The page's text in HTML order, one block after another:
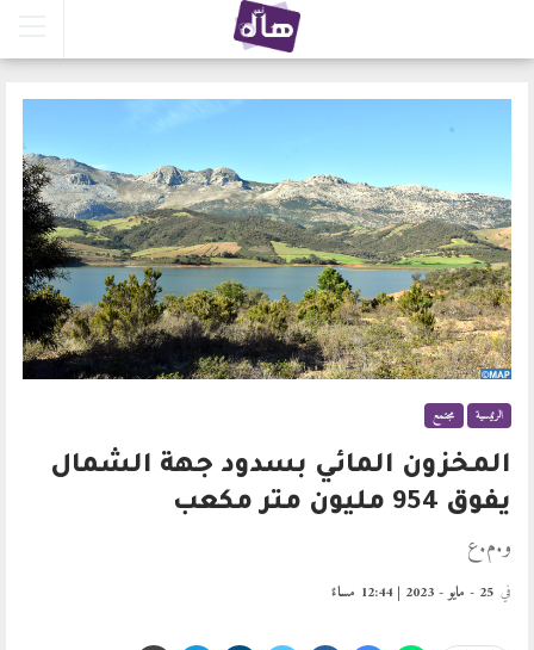
الرئيسية مجتمع
المخزون المائي بسدود جهة الشمال
يفوق 954 مليون متر مكعب
و.م.ع
في 25 - مايو - 2023 | 12:44 مساءً